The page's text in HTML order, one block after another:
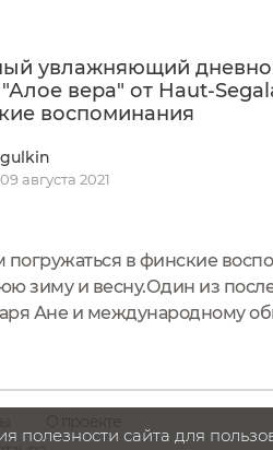
увлажняющий
вера" от Haut-
воспоминания
gulkin
09 августа 2021
в финские
зиму и весну.Один из
Ане и международному
сайта для